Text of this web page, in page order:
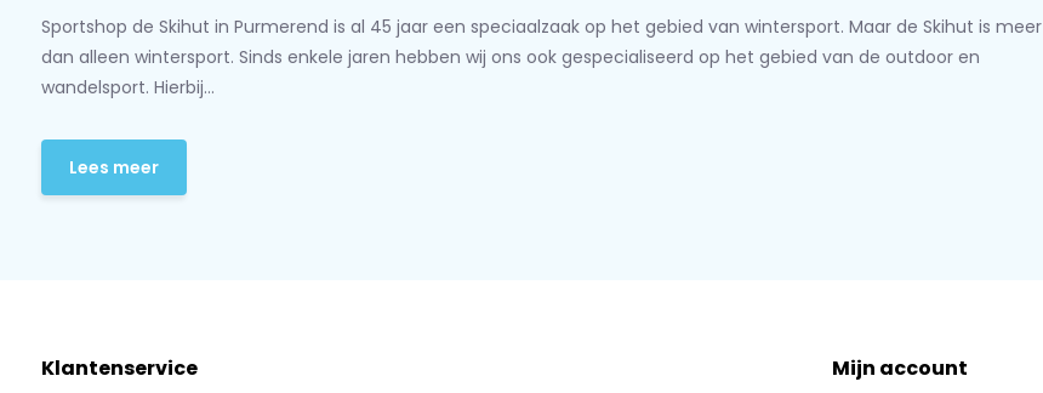
Sportshop de Skihut in Purmerend is al 45 jaar een speciaalzaak op het gebied van wintersport. Maar de Skihut is meer
dan alleen wintersport. Sinds enkele jaren hebben wij ons ook gespecialiseerd op het gebied van de outdoor en
wandelsport. Hierbij...
Lees meer
Klantenservice Mijn account